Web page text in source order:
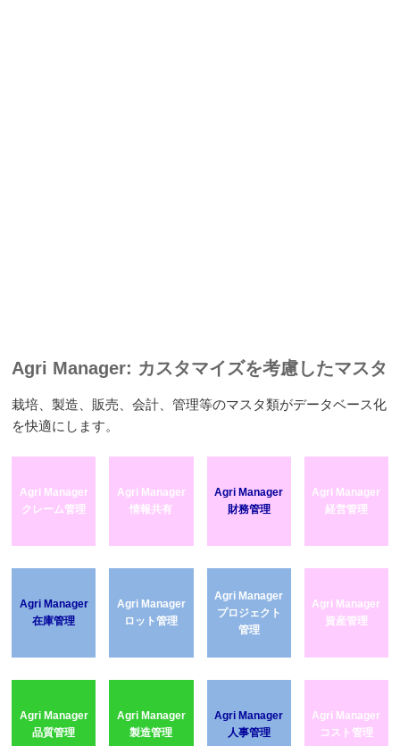
Agri Manager: カスタマイズを考慮したマスタ
栽培、製造、販売、会計、管理等のマスタ類がデータベース化
を快適にします。
Agri Manager
クレーム管理
Agri Manager
情報共有
Agri Manager
財務管理
Agri Manager
経営管理
Agri Manager
在庫管理
Agri Manager
ロット管理
Agri Manager
プロジェクト
管理
Agri Manager
資産管理
Agri Manager
品質管理
Agri Manager
製造管理
Agri Manager
人事管理
Agri Manager
コスト管理